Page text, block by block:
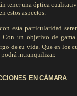
tener una óptica
estos aspectos.
esta particularidad
Con un objetivo de
de su vida. Que en los
podrá intranquilizar.
EN CÁMARA